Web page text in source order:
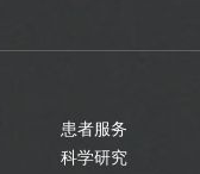
患者服务
科学研究